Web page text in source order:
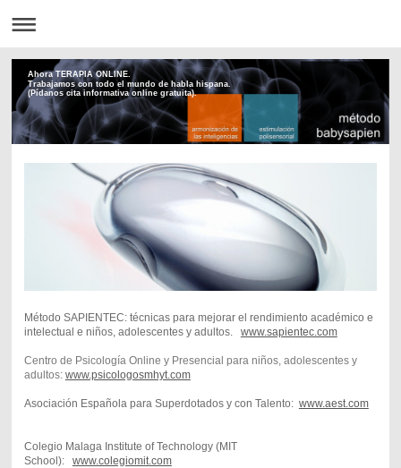
Ahora TERAPIA ONLINE.
Trabajamos con todo el mundo de habla hispana.
(Pídanos cita informativa online gratuita).
Método SAPIENTEC: técnicas para mejorar el rendimiento académico e
intelectual e niños, adolescentes y adultos.
www.sapientec.com
Centro de Psicología Online y Presencial para niños, adolescentes y
adultos: www.psicologosmhyt.com
Asociación Española para Superdotados y con Talento: www.aest.com
Colegio Malaga Institute of Technology (MIT
School):
www.colegiomit.com